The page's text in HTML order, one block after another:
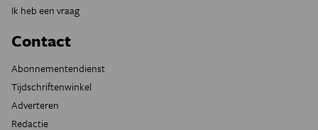
Ik heb een vraag
Contact
Abonnementendienst
Tijdschriftenwinkel
Adverteren
Redactie